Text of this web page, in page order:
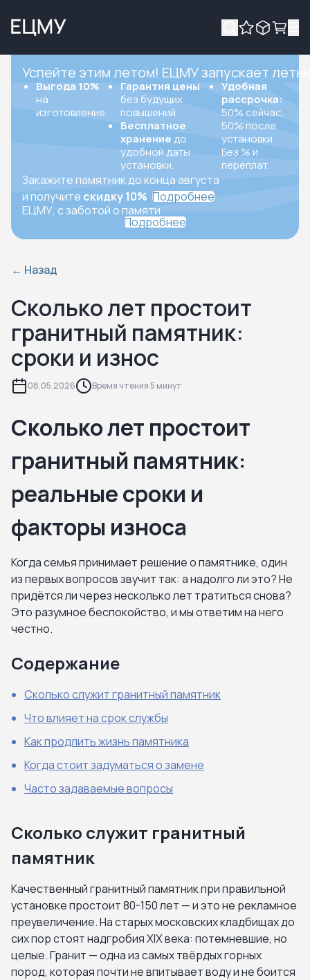
Успейте этим летом! ЕЦМУ запускает
Выгода 10%
на
изготовление.
Гарантия цены
без будущих
повышений.
Бесплатное
хранение до
удобной даты
установки.
Удобная
рассрочка:
50% сейчас,
50% после
установки.
Без % и
переплат.
Закажите памятник до конца августа
и получите скидку 10% Подробнее
ЕЦМУ, с заботой о памяти
Подробнее
← Назад
Сколько лет простоит
гранитный памятник:
сроки и износ
08.05.2026 Время чтения 5 минут
Сколько лет простоит
гранитный памятник:
реальные сроки и
факторы износа
Когда семья принимает решение о памятнике, один
из первых вопросов звучит так: а надолго ли это? Не
придётся ли через несколько лет тратиться снова?
Это разумное беспокойство, и мы ответим на него
честно.
Содержание
Сколько служит гранитный памятник
Что влияет на срок службы
Как продлить жизнь памятника
Когда стоит задуматься о замене
Часто задаваемые вопросы
Сколько служит гранитный
памятник
Качественный гранитный памятник при правильной
установке простоит 80-150 лет — и это не рекламное
преувеличение. На старых московских кладбищах до
сих пор стоят надгробия XIX века: потемневшие, но
целые. Гранит — одна из самых твёрдых горных
пород, которая почти не впитывает воду и не боится